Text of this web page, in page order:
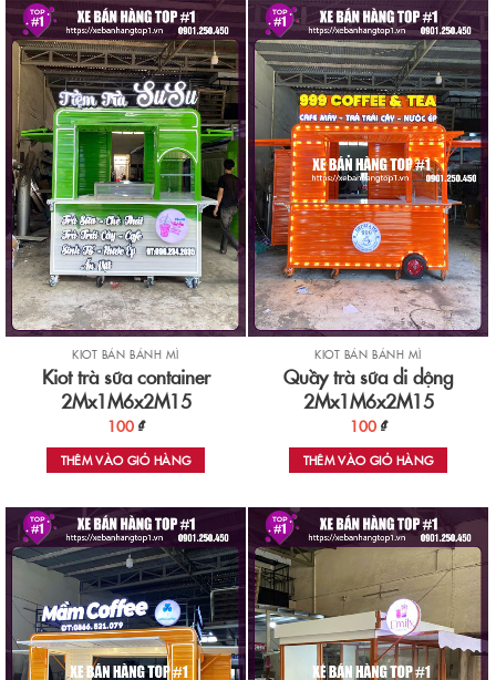
KIOT BÁN BÁNH MÌ
Kiot trà sữa container
2Mx1M6x2M15
100 ₫
THÊM VÀO GIỎ HÀNG
KIOT BÁN BÁNH MÌ
Quầy trà sữa di dộng
2Mx1M6x2M15
100 ₫
THÊM VÀO GIỎ HÀNG